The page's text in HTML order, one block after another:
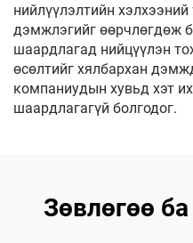
нийлүүлэлтийн
дэмжлэгийг өөрчлөгдөж
шаардлагад нийцүүлэн
өсөлтийг хялбархан
компаниудын хувьд хэт
шаардлагагүй болгодог.
Зөвлөгөө ба